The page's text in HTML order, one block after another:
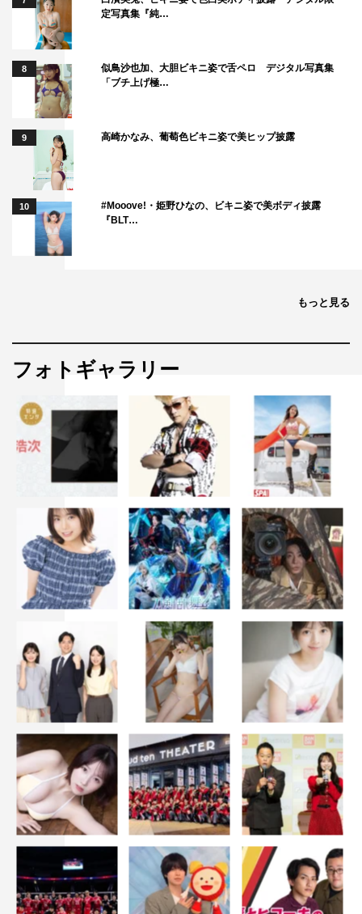
定写真集『純…
8
似鳥沙也加、大胆ビキニ姿で舌ペロ デジタル写真集
「ブチ上げ極…
9 高崎かなみ、葡萄色ビキニ姿で美ヒップ披露
10
#Mooove!・姫野ひなの、ビキニ姿で美ボディ披露
『BLT…
もっと見る
フォトギャラリー